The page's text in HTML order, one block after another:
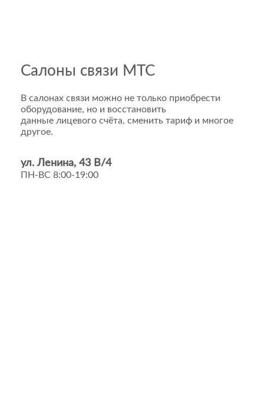
Салоны связи МТС
В салонах связи можно не только приобрести
оборудование, но и восстановить
данные лицевого счёта, сменить тариф и многое
другое.
ул. Ленина, 43 В/4
ПН-ВС 8:00-19:00